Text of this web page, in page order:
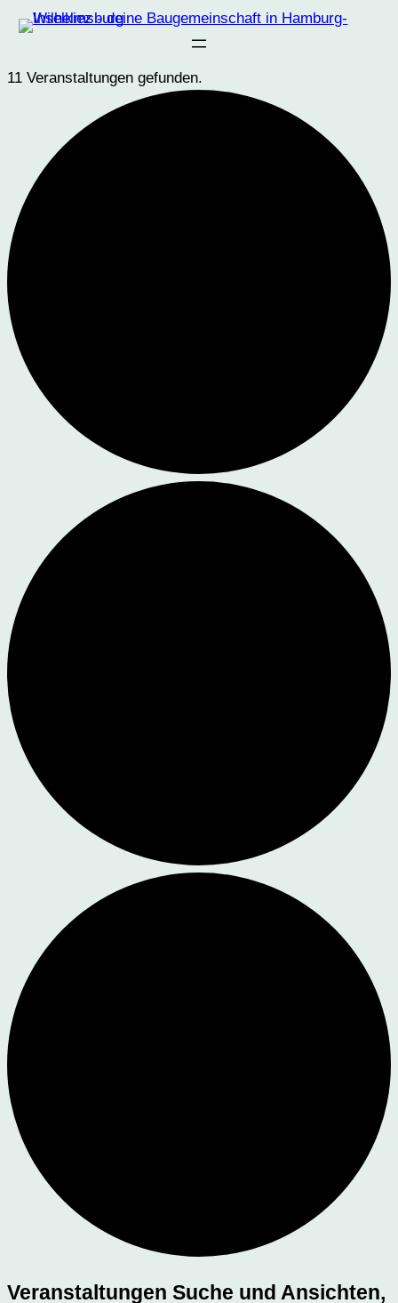
11 Veranstaltungen gefunden.
Veranstaltungen
Veranstaltungen Suche und Ansichten,